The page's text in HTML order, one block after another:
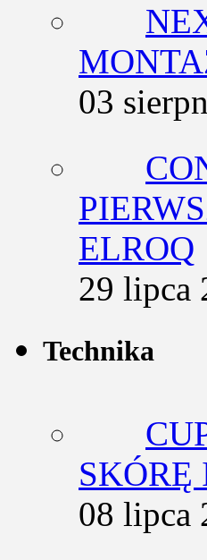
03
ELROQ
29 lipca
Technika
08 lipca